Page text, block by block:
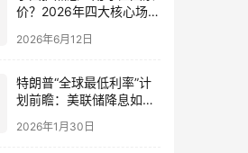
价？2026年四大核心场景
2026年6月12日
特朗普“全球最低利率”计
划前瞻：美联储降息如何
（lngStart美国公司注册
2026年1月30日